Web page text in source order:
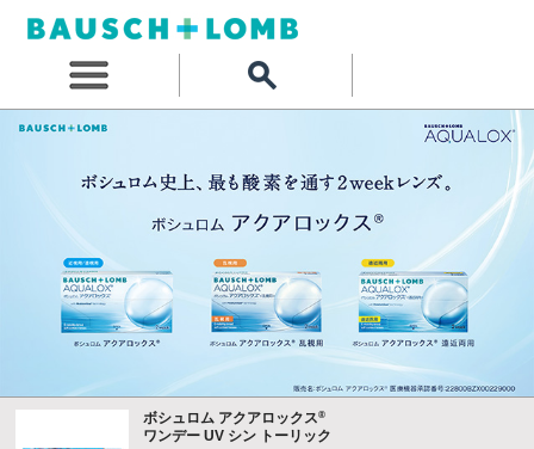
ボシュロム アクアロックス®
ワンデー UV シン トーリック